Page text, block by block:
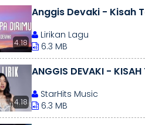
4.18
Anggis Devaki - Kisah
Lirikan Lagu
6.3 MB
4.18
ANGGIS DEVAKI - KISAH
StarHits Music
6.3 MB